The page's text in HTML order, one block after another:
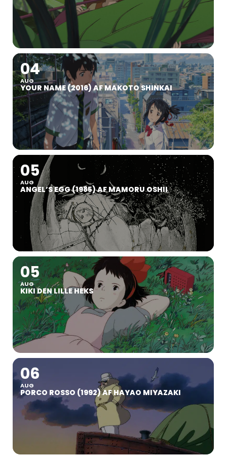
04
AUG
YOUR NAME (2016) AF MAKOTO SHINKAI
05
AUG
ANGEL’S EGG (1985) AF MAMORU OSHII
05
AUG
KIKI DEN LILLE HEKS
06
AUG
PORCO ROSSO (1992) AF HAYAO MIYAZAKI